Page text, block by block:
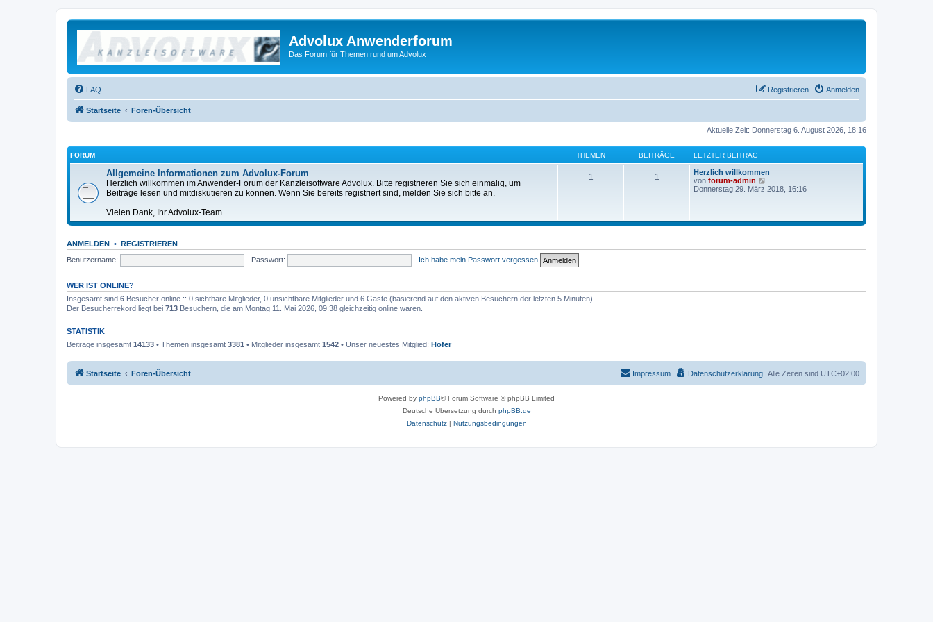
Advolux Anwenderforum
Das Forum für Themen rund um Advolux
FAQ Anmelden
Registrieren
Startseite Foren-Übersicht
Aktuelle Zeit: Donnerstag 6. August 2026, 18:16
FORUM THEMEN BEITRÄGE LETZTER BEITRAG
Allgemeine Informationen zum Advolux-Forum
Herzlich willkommen im Anwender-Forum der Kanzleisoftware Advolux. Bitte registrieren Sie sich einmalig, um
Beiträge lesen und mitdiskutieren zu können. Wenn Sie bereits registriert sind, melden Sie sich bitte an.
Vielen Dank, Ihr Advolux-Team.
1 1
Herzlich willkommen
von forum-admin
e
t
Donnerstag 29. März 2018, 16:16
ANMELDEN • REGISTRIEREN
Benutzername:
Passwort: Ich habe mein Passwort vergessen
WER IST ONLINE?
Insgesamt sind 6 Besucher online :: 0 sichtbare Mitglieder, 0 unsichtbare Mitglieder und 6 Gäste (basierend auf den aktiven Besuchern der letzten 5 Minuten)
Der Besucherrekord liegt bei 713 Besuchern, die am Montag 11. Mai 2026, 09:38 gleichzeitig online waren.
STATISTIK
Beiträge insgesamt 14133 • Themen insgesamt 3381 • Mitglieder insgesamt 1542 • Unser neuestes Mitglied: Höfer
Startseite Foren-Übersicht Alle Zeiten sind UTC+02:00
Datenschutzerklärung
Impressum
Powered by phpBB® Forum Software © phpBB Limited
Deutsche Übersetzung durch phpBB.de
Datenschutz| Nutzungsbedingungen